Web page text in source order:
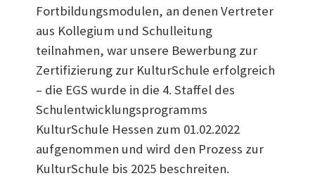
Fortbildungsmodulen, an denen Vertreter
aus Kollegium und Schulleitung
teilnahmen, war unsere Bewerbung zur
Zertifizierung zur KulturSchule erfolgreich
– die EGS wurde in die 4. Staffel des
Schulentwicklungsprogramms
KulturSchule Hessen zum 01.02.2022
aufgenommen und wird den Prozess zur
KulturSchule bis 2025 beschreiten.